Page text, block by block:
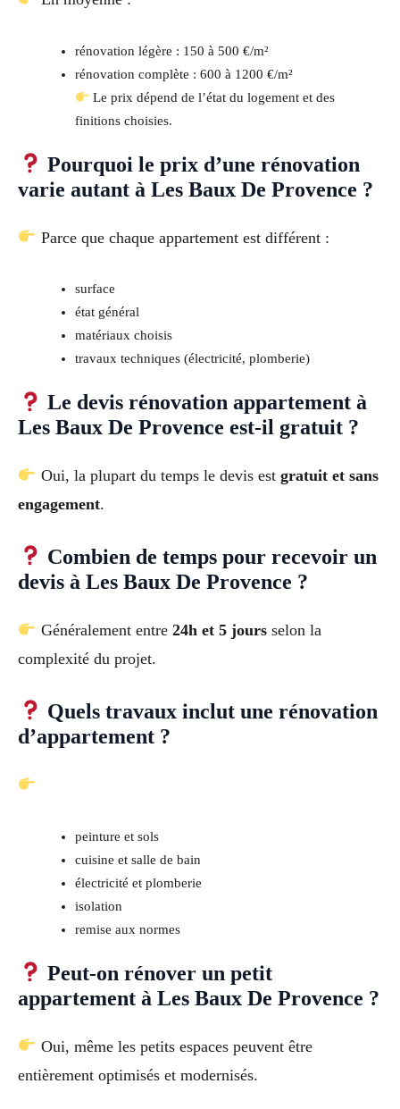
rénovation légère : 150 à 500 €/m²
rénovation complète : 600 à 1200 €/m²
Le prix dépend de l’état du logement et des
finitions choisies.
Pourquoi le prix d’une rénovation
varie autant à Les Baux De Provence ?
Parce que chaque appartement est différent :
surface
état général
matériaux choisis
travaux techniques (électricité, plomberie)
Le devis rénovation appartement à
Les Baux De Provence est-il gratuit ?
Oui, la plupart du temps le devis est gratuit et sans
engagement.
Combien de temps pour recevoir un
devis à Les Baux De Provence ?
Généralement entre 24h et 5 joursselon la
complexité du projet.
Quels travaux inclut une rénovation
d’appartement ?
peinture et sols
cuisine et salle de bain
électricité et plomberie
isolation
remise aux normes
Peut-on rénover un petit
appartement à Les Baux De Provence ?
Oui, même les petits espaces peuvent être
entièrement optimisés et modernisés.